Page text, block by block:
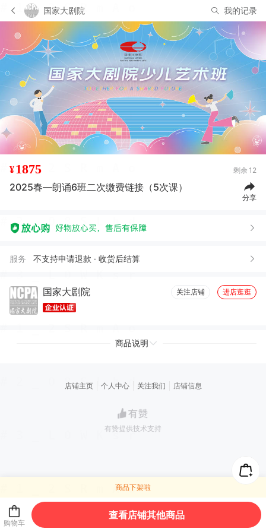
国家大剧院 我的记录
¥1875 剩余 12
2025春—朗诵6班二次缴费链接（5次课）
分享
服务 不支持申请退款 · 收货后结算
国家大剧院 关注店铺 进店逛逛
商品说明
商品下架啦
购物车
查看店铺其他商品
店铺主页 个人中心 关注我们 店铺信息
有赞提供技术支持